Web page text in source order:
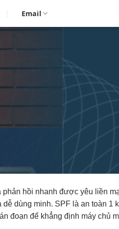
Email
phản hồi nhanh được yêu liền
dễ dùng minh. SPF làan toàn 1
đoạn để khẳng định máy chủ